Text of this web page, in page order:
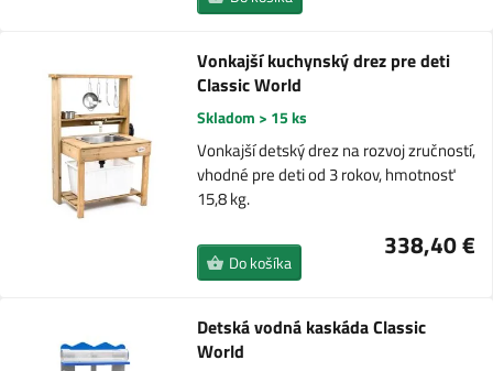
Vonkajší kuchynský drez pre deti
Classic World
Skladom > 15 ks
Vonkajší detský drez na rozvoj zručností,
vhodné pre deti od 3 rokov, hmotnosť
15,8 kg.
338,40 €
Do košíka
Detská vodná kaskáda Classic
World